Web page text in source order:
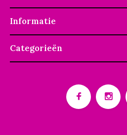
Informatie
Categorieën